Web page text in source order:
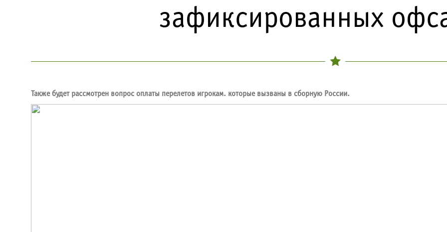
зафиксированных
Также будет рассмотрен вопрос оплаты перелетов игрокам. которые вызваны в сборную России.